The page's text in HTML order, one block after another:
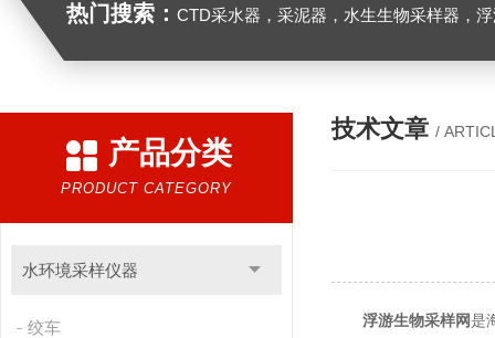
热门搜索： CTD采水器，采泥器，水生生物采样器，浮游生物多联采样网，海洋微塑料采样分析系统，浮游动物扫描分析系统，水下颗粒物和浮游动物图像原位采集系
产品分类
PRODUCT CATEGORY
水环境采样仪器
绞车
技术文章 /
浮游生物采样网是